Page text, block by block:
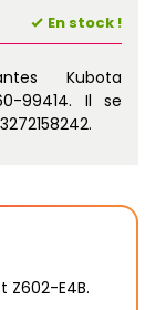
En stock !
Kubota
99414. Il se
Z602-E4B.